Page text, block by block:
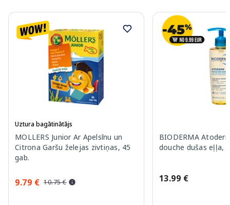
Uztura bagātinātājs
MOLLERS Junior Ar Apelsīnu un
Citrona Garšu želejas zivtiņas, 45
gab.
9.79 € 10.75 €
BIODERMA
douche dušas eļļa,
13.99 €